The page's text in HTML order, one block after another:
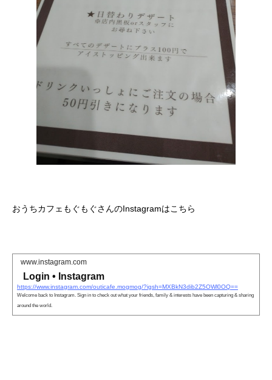
おうちカフェもぐもぐさんのInstagramはこちら
www.instagram.com
Login • Instagram
https://www.instagram.com/outicafe.mogmog/?igsh=MXBkN3dib2Z5OWl0OQ==
Welcome back to Instagram. Sign in to check out what your friends, family & interests have been capturing & sharing
around the world.